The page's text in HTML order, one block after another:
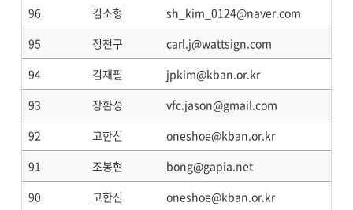
96
김소형 sh_kim_0124@naver.com
95
정천구 carl.j@wattsign.com
94
김재필 jpkim@kban.or.kr
93
장환성 vfc.jason@gmail.com
92
고한신 oneshoe@kban.or.kr
91
조봉현 bong@gapia.net
90
고한신 oneshoe@kban.or.kr